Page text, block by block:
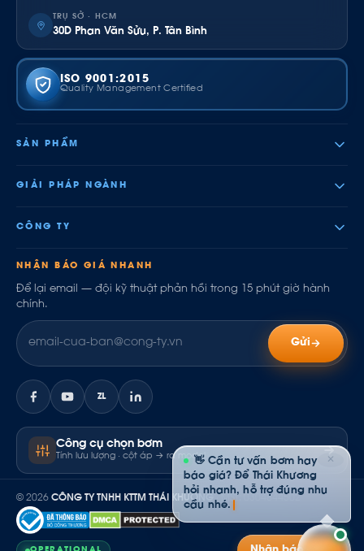
TRỤ SỞ · HCM
30D Phan Văn Sửu, P. Tân Bình
ISO 9001:2015
Quality Management Certified
SẢN PHẨM
GIẢI PHÁP NGÀNH
CÔNG TY
NHẬN BÁO GIÁ NHANH
Để lại email — đội kỹ thuật phản hồi trong 15 phút giờ hành
chính.
Gửi
ZL
Công cụ chọn bơm
Tính lưu lượng · cột áp → ra model
© 2026 CÔNG TY TNHH KTTM THÁI KHƯƠNG · MST: 0304844502
✕
👋 Cần tư vấn bơm hay
báo giá? Để Thái Khương
hỏi nhanh, hỗ trợ đúng nhu
cầu nhé.